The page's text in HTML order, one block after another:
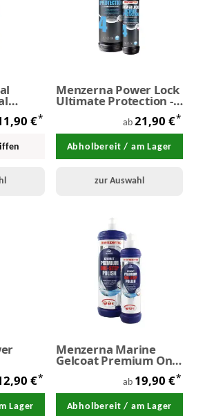
125 g
€*
Menzerna Power Lock
Ultimate Protection -
ab 21,90 €*
Abholbereit / am Lager
zur Auswahl
€*
Lager
Menzerna Marine
Gelcoat Premium One
ab 19,90 €*
Abholbereit / am Lager